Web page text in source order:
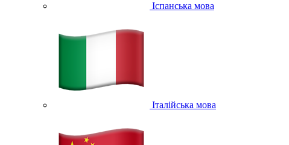
Іспанська мова
Італійська мова